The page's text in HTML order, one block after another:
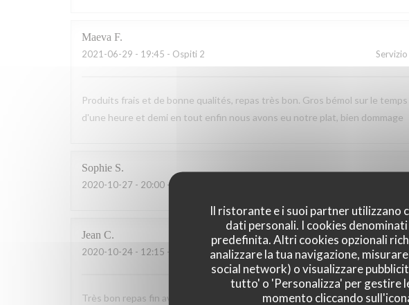
Il ristorante e i suoi partner utilizzano
dati personali. I cookies
predefinita. Altri cookies opzionali
analizzare la tua navigazione,
social network) o visualizzare
tutto' o 'Personalizza' per gestire
momento cliccando
Maeva F
2021-06-29 - 19:45 - Ospiti 2 Servizio
Produits frais et de bonne qualités, repas très bon. Gros bémol sur le
d'une heure et demi en tout enfin nous avons eu notre plat, bien dommage
Sophie S
2020-10-27 - 20:00 - Ospiti 4
Jean C
2020-10-24 - 12:15 - Ospiti 2 Servizio
Très bon repas fin avec de la recherche dans les plats nous reviendrons